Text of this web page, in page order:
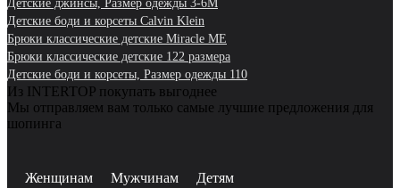
Детские джинсы, Размер одежды 3-6M
Детские боди и корсеты Calvin Klein
Брюки классические детские Miracle ME
Брюки классические детские 122 размера
Детские боди и корсеты, Размер одежды 110
Из INTERTOP покупать выгоднее
Мы отправляем вам только самые лучшие предложения для
шопинга
Женщинам Мужчинам Детям